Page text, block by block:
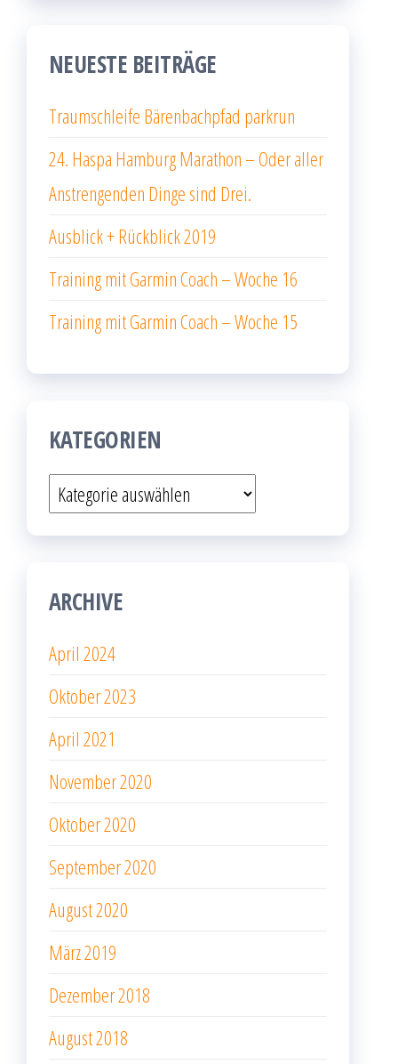
NEUESTE BEITRÄGE
Traumschleife Bärenbachpfad parkrun
24. Haspa Hamburg Marathon – Oder aller
Anstrengenden Dinge sind Drei.
Ausblick + Rückblick 2019
Training mit Garmin Coach – Woche 16
Training mit Garmin Coach – Woche 15
KATEGORIEN
Kategorien
ARCHIVE
April 2024
Oktober 2023
April 2021
November 2020
Oktober 2020
September 2020
August 2020
März 2019
Dezember 2018
August 2018